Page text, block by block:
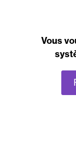
Vous